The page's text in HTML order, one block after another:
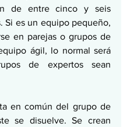
de entre cinco y seis
Si es un equipo pequeño,
en parejas o grupos de
ágil, lo normal será
de expertos sean
en común del grupo de
se disuelve. Se crean